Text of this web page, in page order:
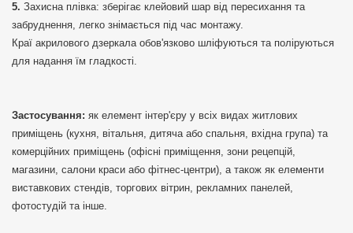
Захисна плівка: зберігає клейовий шар від пересихання та
забруднення, легко знімається під час монтажу.
Краї акрилового дзеркала обов'язково шліфуються та поліруються
для надання їм гладкості.
Застосування: як елемент інтер'єру у всіх видах житлових
приміщень (кухня, вітальня, дитяча або спальня, вхідна група) та
комерційних приміщень (офісні приміщення, зони рецепцій,
магазини, салони краси або фітнес-центри), а також як елементи
виставкових стендів, торгових вітрин, рекламних панелей,
фотостудій та інше.